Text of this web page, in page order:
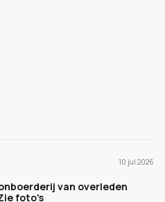
10 jul 2026
van overleden
foto's